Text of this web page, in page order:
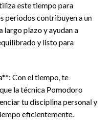
este tiempo para
periodos contribuyen a un
largo plazo y ayudan a
y listo para
Con el tiempo, te
la técnica Pomodoro
tu disciplina personal y
eficientemente.